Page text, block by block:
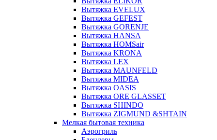
Вытяжка EVELUX
Вытяжка GEFEST
Вытяжка GORENJE
Вытяжка HANSA
Вытяжка HOMSair
Вытяжка KRONA
Вытяжка LEX
Вытяжка MAUNFELD
Вытяжка MIDEA
Вытяжка OASIS
Вытяжка ORE GLASSET
Вытяжка SHINDO
Вытяжка ZIGMUND &SHTAIN
Мелкая бытовая техника
Аэрогриль